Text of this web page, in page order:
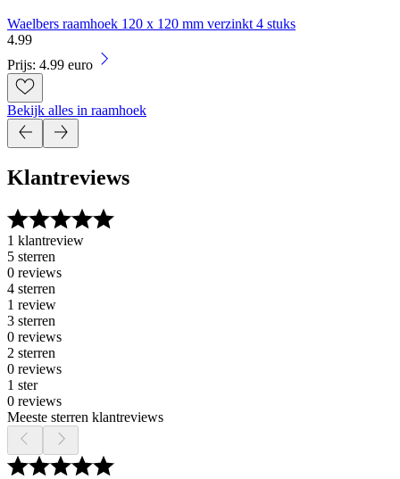
Waelbers raamhoek 120 x 120 mm verzinkt 4 stuks
4.99
Prijs: 4.99 euro
Bekijk alles in raamhoek
Klantreviews
1 klantreview
5 sterren
0 reviews
4 sterren
1 review
3 sterren
0 reviews
2 sterren
0 reviews
1 ster
0 reviews
Meeste sterren klantreviews